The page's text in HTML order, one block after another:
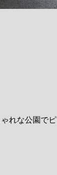
れな公園で